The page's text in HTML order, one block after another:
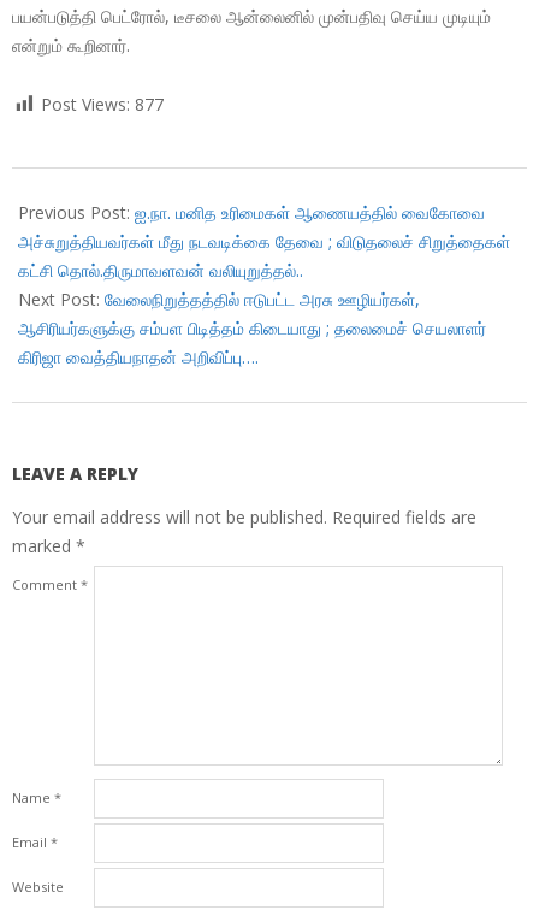
பயன்படுத்தி பெட்ரோல், டீசலை ஆன்லைனில் முன்பதிவு செய்ய முடியும்
என்றும் கூறினார்.
Post Views: 877
09-
28
Previous Post: ஐ.நா. மனித உரிமைகள் ஆணையத்தில் வைகோவை
அச்சுறுத்தியவர்கள் மீது நடவடிக்கை தேவை ; விடுதலைச் சிறுத்தைகள்
கட்சி தொல்.திருமாவளவன் வலியுறுத்தல்..
Next Post: வேலைநிறுத்தத்தில் ஈடுபட்ட அரசு ஊழியர்கள்,
ஆசிரியர்களுக்கு சம்பள பிடித்தம் கிடையாது ; தலைமைச் செயலாளர்
கிரிஜா வைத்தியநாதன் அறிவிப்பு….
LEAVE A REPLY
Your email address will not be published. Required fields are
marked *
Comment *
Name *
Email *
Website